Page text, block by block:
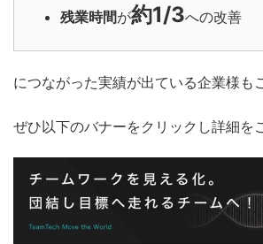
残業時間が約1/3への改善
につながった実績が出ている企業様も
ぜひ以下のバナーをクリックし詳細を